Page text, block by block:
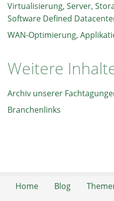
Virtualisierung, Server,
Software Defined
WAN-Optimierung,
Weitere
Archiv unserer
Branchenlinks
Home Blog